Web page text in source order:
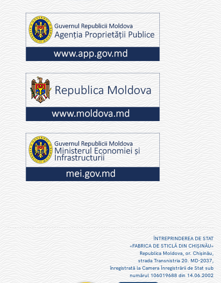
ÎNTREPRINDEREA DE STAT
«FABRICA DE STICLĂ DIN CHIŞINĂU»
Republica Moldova, or. Chişinău,
strada Transnistria 20. MD-2037,
înregistrată la Camera Înregistrării de Stat sub
numărul 106019688 din 14.06.2002